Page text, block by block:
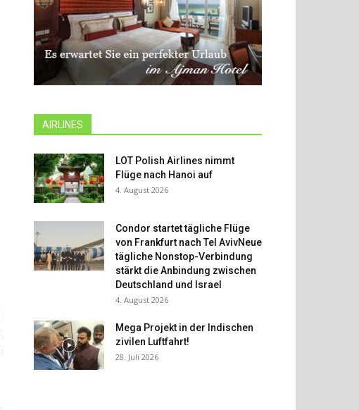
AIRLINES
LOT Polish Airlines nimmt
Flüge nach Hanoi auf
4. August 2026
Condor startet tägliche Flüge
von Frankfurt nach Tel AvivNeue
tägliche Nonstop-Verbindung
stärkt die Anbindung zwischen
Deutschland und Israel
4. August 2026
Mega Projekt in der Indischen
zivilen Luftfahrt!
28. Juli 2026